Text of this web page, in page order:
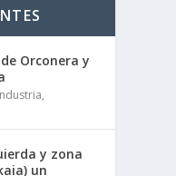
Orconera y
,
y zona
un